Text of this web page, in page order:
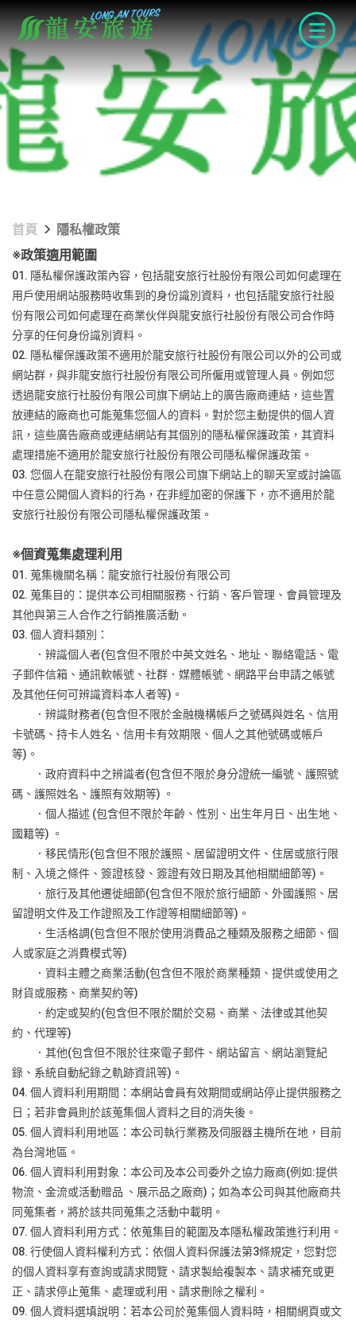
首頁
隱私權政策
※政策適用範圍
01. 隱私權保護政策內容，包括龍安旅行社股份有限公司如何處理在
用戶使用網站服務時收集到的身份識別資料，也包括龍安旅行社股
份有限公司如何處理在商業伙伴與龍安旅行社股份有限公司合作時
分享的任何身份識別資料。
02. 隱私權保護政策不適用於龍安旅行社股份有限公司以外的公司或
網站群，與非龍安旅行社股份有限公司所僱用或管理人員。例如您
透過龍安旅行社股份有限公司旗下網站上的廣告廠商連結，這些置
放連結的廠商也可能蒐集您個人的資料。對於您主動提供的個人資
訊，這些廣告廠商或連結網站有其個別的隱私權保護政策，其資料
處理措施不適用於龍安旅行社股份有限公司隱私權保護政策。
03. 您個人在龍安旅行社股份有限公司旗下網站上的聊天室或討論區
中任意公開個人資料的行為，在非經加密的保護下，亦不適用於龍
安旅行社股份有限公司隱私權保護政策。
※個資蒐集處理利用
01. 蒐集機關名稱：龍安旅行社股份有限公司
02. 蒐集目的：提供本公司相關服務、行銷、客戶管理、會員管理及
其他與第三人合作之行銷推廣活動。
03. 個人資料類別：
．辨識個人者(包含但不限於中英文姓名、地址、聯絡電話、電
子郵件信箱、通訊軟帳號、社群．媒體帳號、網路平台申請之帳號
及其他任何可辨識資料本人者等)。
．辨識財務者(包含但不限於金融機構帳戶之號碼與姓名、信用
卡號碼、持卡人姓名、信用卡有效期限、個人之其他號碼或帳戶
等)。
．政府資料中之辨識者(包含但不限於身分證統一編號、護照號
碼、護照姓名、護照有效期等) 。
．個人描述 (包含但不限於年齡、性別、出生年月日、出生地、
國籍等) 。
．移民情形(包含但不限於護照、居留證明文件、住居或旅行限
制、入境之條件、簽證核發、簽證有效日期及其他相關細節等)。
．旅行及其他遷徙細節(包含但不限於旅行細節、外國護照、居
留證明文件及工作證照及工作證等相關細節等)。
．生活格調(包含但不限於使用消費品之種類及服務之細節、個
人或家庭之消費模式等)
．資料主體之商業活動(包含但不限於商業種類、提供或使用之
財貨或服務、商業契約等)
．約定或契約(包含但不限於關於交易、商業、法律或其他契
約、代理等)
．其他(包含但不限於往來電子郵件、網站留言、網站瀏覽紀
錄、系統自動紀錄之軌跡資訊等)。
04. 個人資料利用期間：本網站會員有效期間或網站停止提供服務之
日；若非會員則於該蒐集個人資料之目的消失後。
05. 個人資料利用地區：本公司執行業務及伺服器主機所在地，目前
為台灣地區。
06. 個人資料利用對象：本公司及本公司委外之協力廠商(例如:提供
物流、金流或活動贈品 、展示品之廠商)；如為本公司與其他廠商共
同蒐集者，將於該共同蒐集之活動中載明。
07. 個人資料利用方式：依蒐集目的範圍及本隱私權政策進行利用。
08. 行使個人資料權利方式：依個人資料保護法第3條規定，您對您
的個人資料享有查詢或請求閱覽、請求製給複製本、請求補充或更
正、請求停止蒐集、處理或利用、請求刪除之權利。
09. 個人資料選填說明：若本公司於蒐集個人資料時，相關網頁或文